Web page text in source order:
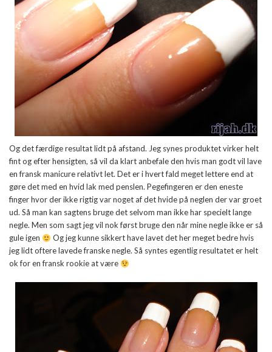
Og det færdige resultat lidt på afstand. Jeg synes produktet virker helt
fint og efter hensigten, så vil da klart anbefale den hvis man godt vil lave
en fransk manicure relativt let. Det er i hvert fald meget lettere end at
gøre det med en hvid lak med penslen. Pegefingeren er den eneste
finger hvor der ikke rigtig var noget af det hvide på neglen der var groet
ud. Så man kan sagtens bruge det selvom man ikke har specielt lange
negle. Men som sagt jeg vil nok først bruge den når mine negle ikke er så
gule igen
Og jeg kunne sikkert have lavet det her meget bedre hvis
jeg lidt oftere lavede franske negle. Så syntes egentlig resultatet er helt
ok for en fransk rookie at være